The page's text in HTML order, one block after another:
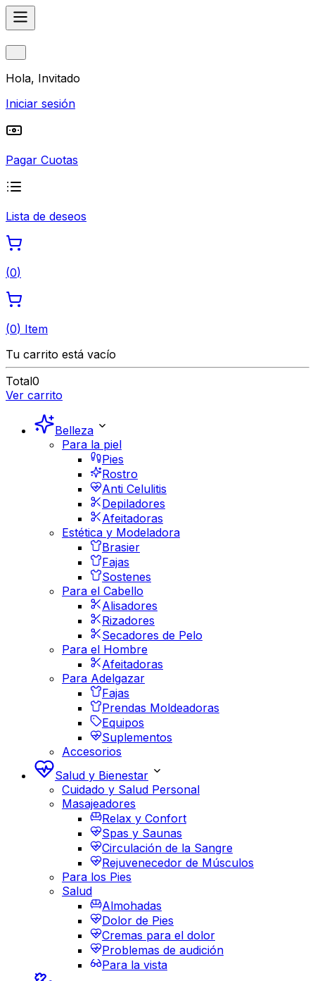
Hola, Invitado
Iniciar sesión
Pagar Cuotas
Lista de deseos
(0)
(0) Item
Tu carrito está vacío
Total0
Ver carrito
Belleza
Para la piel
Pies
Rostro
Anti Celulitis
Depiladores
Afeitadoras
Estética y Modeladora
Brasier
Fajas
Sostenes
Para el Cabello
Alisadores
Rizadores
Secadores de Pelo
Para el Hombre
Afeitadoras
Para Adelgazar
Fajas
Prendas Moldeadoras
Equipos
Suplementos
Accesorios
Salud y Bienestar
Cuidado y Salud Personal
Masajeadores
Relax y Confort
Spas y Saunas
Circulación de la Sangre
Rejuvenecedor de Músculos
Para los Pies
Salud
Almohadas
Dolor de Pies
Cremas para el dolor
Problemas de audición
Para la vista